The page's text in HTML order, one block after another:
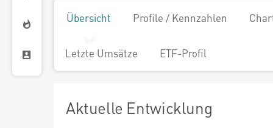
Übersicht Profile / Kennzahlen
Letzte Umsätze ETF-Profil
Aktuelle Entwicklung